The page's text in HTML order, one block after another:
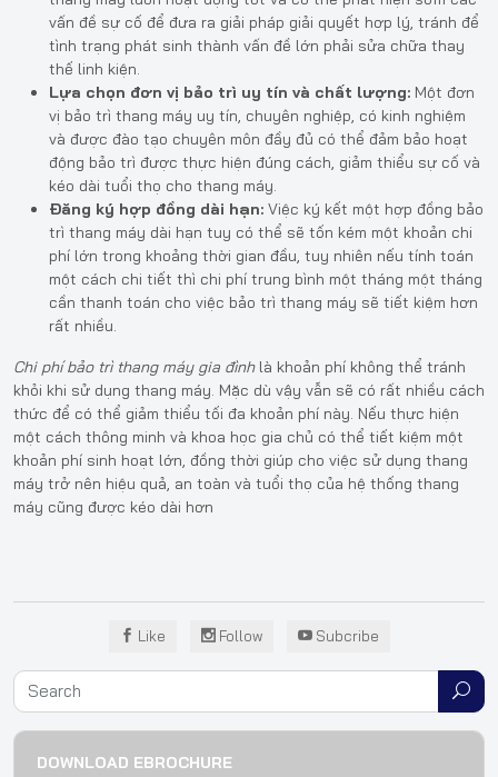
vấn đề sự cố để đưa ra giải pháp giải quyết hợp lý, tránh để
tình trạng phát sinh thành vấn đề lớn phải sửa chữa thay
thế linh kiện.
Lựa chọn đơn vị bảo trì uy tín và chất lượng: Một đơn
vị bảo trì thang máy uy tín, chuyên nghiệp, có kinh nghiệm
và được đào tạo chuyên môn đầy đủ có thể đảm bảo hoạt
động bảo trì được thực hiện đúng cách, giảm thiểu sự cố và
kéo dài tuổi thọ cho thang máy.
Đăng ký hợp đồng dài hạn: Việc ký kết một hợp đồng bảo
trì thang máy dài hạn tuy có thể sẽ tốn kém một khoản chi
phí lớn trong khoảng thời gian đầu, tuy nhiên nếu tính toán
một cách chi tiết thì chi phí trung bình một tháng một tháng
cần thanh toán cho việc bảo trì thang máy sẽ tiết kiệm hơn
rất nhiều.
Chi phí bảo trì thang máy gia đìnhlà khoản phí không thể tránh
khỏi khi sử dụng thang máy. Mặc dù vậy vẫn sẽ có rất nhiều cách
thức để có thể giảm thiểu tối đa khoản phí này. Nếu thực hiện
một cách thông minh và khoa học gia chủ có thể tiết kiệm một
khoản phí sinh hoạt lớn, đồng thời giúp cho việc sử dụng thang
máy trở nên hiệu quả, an toàn và tuổi thọ của hệ thống thang
máy cũng được kéo dài hơn
Like Follow Subcribe
DOWNLOAD EBROCHURE